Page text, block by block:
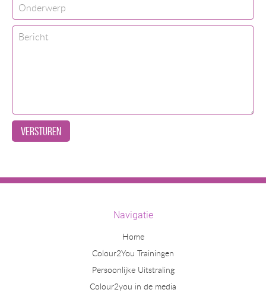
VERSTUREN
Navigatie
Home
Colour2You Trainingen
Persoonlijke Uitstraling
Colour2you in de media